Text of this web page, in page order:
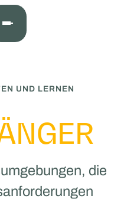
UND LERNEN
die